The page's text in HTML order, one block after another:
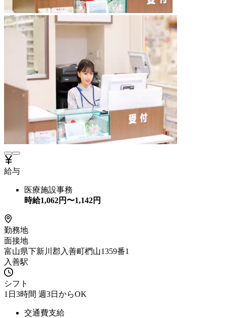
給与
医療施設事務
時給1,062円〜1,142円
勤務地
面接地
富山県下新川郡入善町椚山1359番1
入善駅
シフト
1日3時間 週3日からOK
交通費支給